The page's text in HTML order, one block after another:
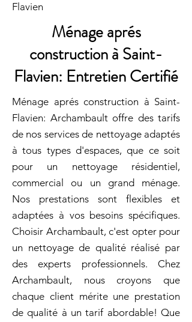
Flavien
Ménage aprés
construction à Saint-
Flavien: Entretien Certifié
Ménage aprés construction à Saint-
Flavien: Archambault offre des tarifs
de nos services de nettoyage adaptés
à tous types d'espaces, que ce soit
pour un nettoyage résidentiel,
commercial ou un grand ménage.
Nos prestations sont flexibles et
adaptées à vos besoins spécifiques.
Choisir Archambault, c'est opter pour
un nettoyage de qualité réalisé par
des experts professionnels. Chez
Archambault, nous croyons que
chaque client mérite une prestation
de qualité à un tarif abordable! Que